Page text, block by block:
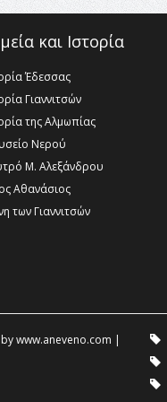
και Ιστορία
Έδεσσας
Γιαννιτσών
της Αλμωπίας
Νερού
Μ. Αλεξάνδρου
Αθανάσιος
των Γιαννιτσών
www.aneveno.com |